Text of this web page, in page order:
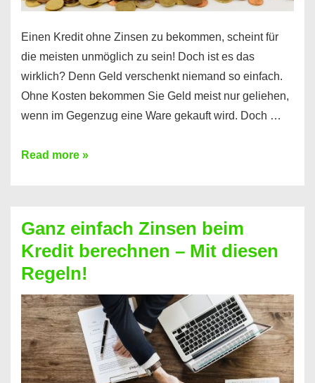
Einen Kredit ohne Zinsen zu bekommen, scheint für
die meisten unmöglich zu sein! Doch ist es das
wirklich? Denn Geld verschenkt niemand so einfach.
Ohne Kosten bekommen Sie Geld meist nur geliehen,
wenn im Gegenzug eine Ware gekauft wird. Doch …
Einen
bekommen?
So
ist
es
möglich!
Read more »
Ganz einfach Zinsen beim
Kredit berechnen – Mit diesen
Regeln!